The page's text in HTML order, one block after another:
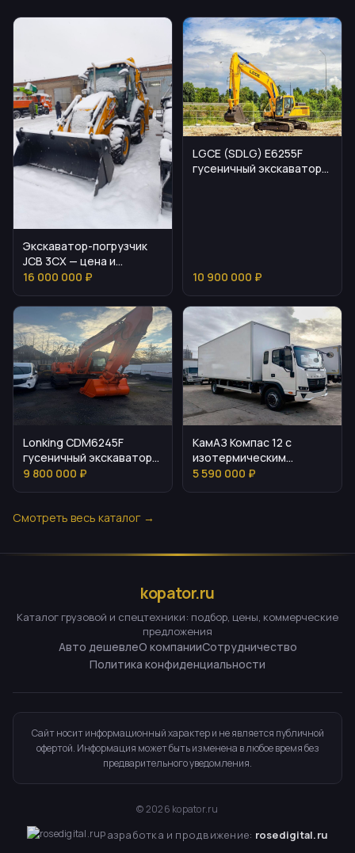
Экскаватор-погрузчик
JCB 3CX — цена и
эксплуатация
16 000 000 ₽
LGCE (SDLG) E6255F
гусеничный экскаватор
10 900 000 ₽
Lonking CDM6245F
гусеничный экскаватор:
выбор, параметры,
9 800 000 ₽
КамАЗ Компас 12 с
изотермическим
фургоном для бизнеса
5 590 000 ₽
Смотреть весь каталог →
kopator.ru
Каталог грузовой и спецтехники: подбор, цены, коммерческие
предложения
Авто дешевлеО компанииСотрудничество
Политика конфиденциальности
Сайт носит информационный характер и не является публичной
офертой. Информация может быть изменена в любое время без
предварительного уведомления.
©2026 kopator.ru
Разработка и продвижение: rosedigital.ru